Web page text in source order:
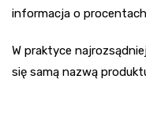
informacja o
W praktyce
się samą nazwą